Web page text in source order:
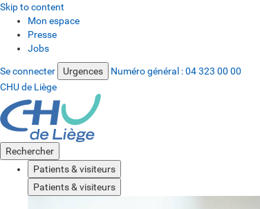
Skip to content
Mon espace
Presse
Jobs
Se connecter Urgences Numéro général :04 323 00 00
CHU de Liège
Rechercher
Patients & visiteurs
Patients & visiteurs